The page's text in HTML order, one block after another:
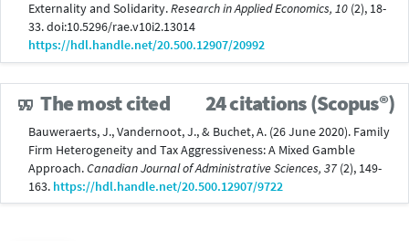
Externality and Solidarity.Research in Applied Economics, 10 (2), 18-
33. doi:10.5296/rae.v10i2.13014
https://hdl.handle.net/20.500.12907/20992
The most cited 24 citations (Scopus®)
Bauweraerts, J., Vandernoot, J., & Buchet, A. (26 June 2020). Family
Firm Heterogeneity and Tax Aggressiveness: A Mixed Gamble
Approach.Canadian Journal of Administrative Sciences, 37 (2), 149-
163. https://hdl.handle.net/20.500.12907/9722